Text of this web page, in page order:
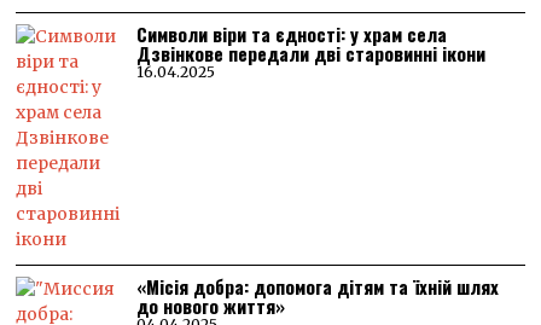
Символи віри та єдності: у храм села
Дзвінкове передали дві старовинні ікони
16.04.2025
«Місія добра: допомога дітям та їхній шлях
до нового життя»